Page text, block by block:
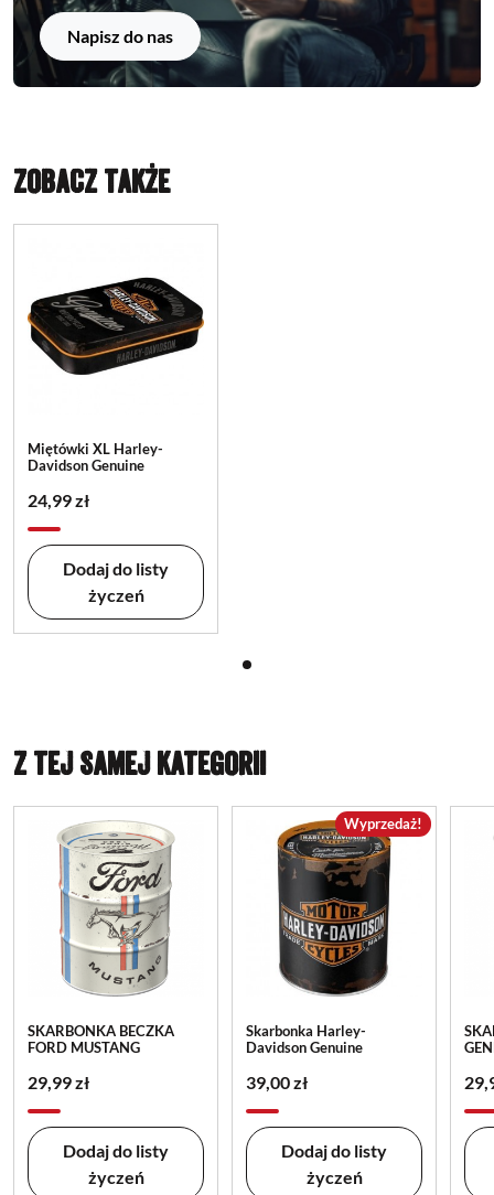
Napisz do nas
ZOBACZ TAKŻE
Miętówki XL Harley-
Davidson Genuine
24,99 zł
Dodaj do listy
życzeń
Z TEJ SAMEJ KATEGORII
SKARBONKA BECZKA
FORD MUSTANG
29,99 zł
Dodaj do listy
życzeń
Wyprzedaż!
Skarbonka Harley-
Davidson Genuine
39,00 zł
Dodaj do listy
życzeń